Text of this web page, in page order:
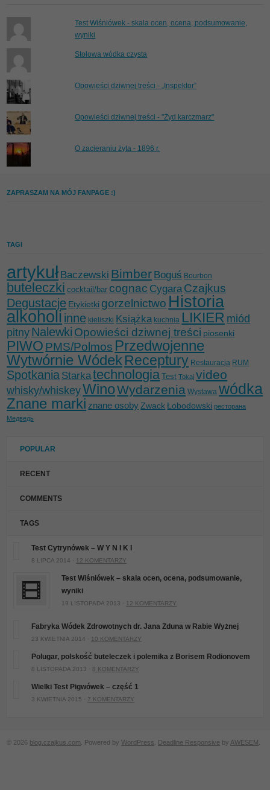
Test Wiśniówek - skala ocen, ocena, podsumowanie,
wyniki
Stołowa wódka czysta
Opowieści dziwnej treści - „Inspektor”
Opowieści dziwnej treści - "Żyd karczmarz"
O zacieraniu żyta - 1896 r.
ZAPRASZAM NA MÓJ FANPAGE :)
TAGI
artykułBaczewski Bimber Boguś Bourbon
buteleczki cocktail/bar cognac CygaraCzajkus
Degustacje Etykietki gorzelnictwo Historia
alkoholi inne kieliszki Książka kuchnia LIKIER miód
pitny Nalewki Opowieści dziwnej treści piosenki
PIWO PMS/Polmos Przedwojenne
Wytwórnie WódekReceptury Restauracja RUM
Spotkania Starkatechnologia Test Tokaj video
whisky/whiskeyWinoWydarzenia Wystawa wódka
Znane marki znane osoby Zwack Łobodowski ресторана
Медведь
POPULAR
RECENT
COMMENTS
TAGS
Test Cytrynówek – W Y N I K I
8 LIPCA 2014 · 12 KOMENTARZY
Test Wiśniówek – skala ocen, ocena, podsumowanie,
wyniki
19 LISTOPADA 2013 · 12 KOMENTARZY
Fabryka Wódek Zdrowotnych dr. Jana Zduna w Rabie Wyżnej
23 KWIETNIA 2014 · 10 KOMENTARZY
Polugar, polskość buteleczek i polemika z Borisem Rodionovem
8 LISTOPADA 2013 · 8 KOMENTARZY
Wielki Test Pigwówek – część 1
3 KWIETNIA 2015 · 7 KOMENTARZY
© 2026 blog.czajkus.com. Powered byWordPress. Deadline Responsive byAWESEM .